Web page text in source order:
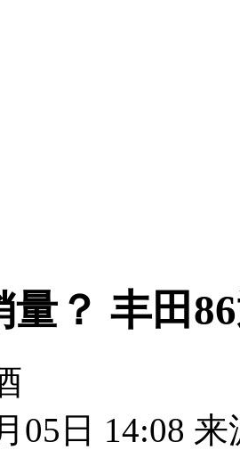
量？ 丰田
05日 14:08 来